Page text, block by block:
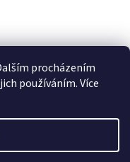
procházením
používáním. Více